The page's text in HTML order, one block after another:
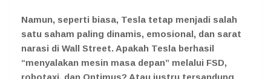
Namun, seperti biasa, Tesla tetap menjadi salah
satu saham paling dinamis, emosional, dan sarat
narasi di Wall Street. Apakah Tesla berhasil
“menyalakan mesin masa depan” melalui FSD,